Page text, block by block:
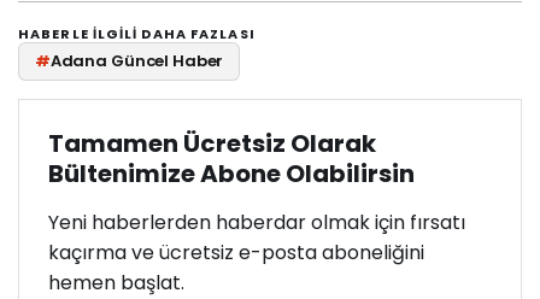
HABERLE ILGILI DAHA FAZLASI
#Adana Güncel Haber
Tamamen Ücretsiz Olarak
Bültenimize Abone Olabilirsin
Yeni haberlerden haberdar olmak için fırsatı
kaçırma ve ücretsiz e-posta aboneliğini
hemen başlat.